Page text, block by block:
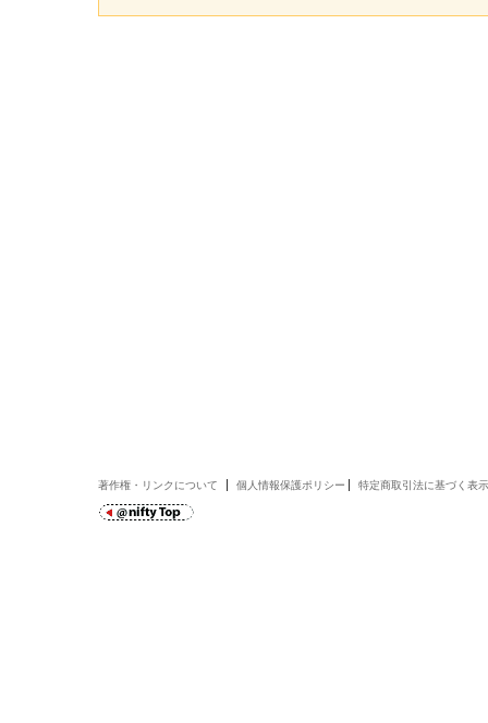
著作権・リンクについて 個人情報保護ポリシー 特定商取引法に基づく表示